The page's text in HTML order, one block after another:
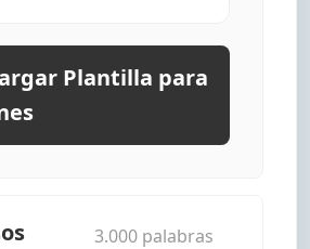
Plantilla para
3.000 palabras